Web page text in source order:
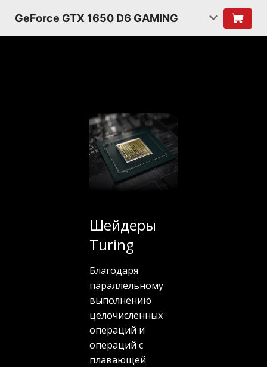
GeForce GTX 1650 D6 GAMING
Шейдеры
Turing
Благодаря
параллельному
выполнению
целочисленных
операций и
операций с
плавающей